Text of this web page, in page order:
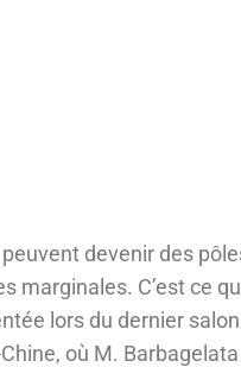
devenir des
marginales. C’est ce
lors du dernier
où M.